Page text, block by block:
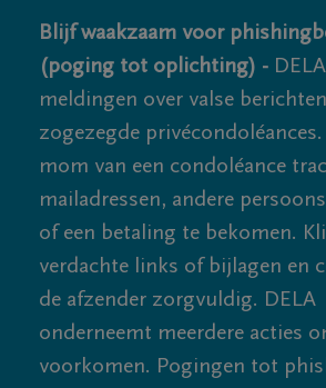
Blijf waakzaam voor
(poging tot oplichting) -
meldingen over valse
zogezegde
mom van een condoléance
mailadressen, andere
of een betaling te bekomen.
verdachte links of bijlagen en
de afzender zorgvuldig. DELA
onderneemt meerdere acties
voorkomen. Pogingen tot